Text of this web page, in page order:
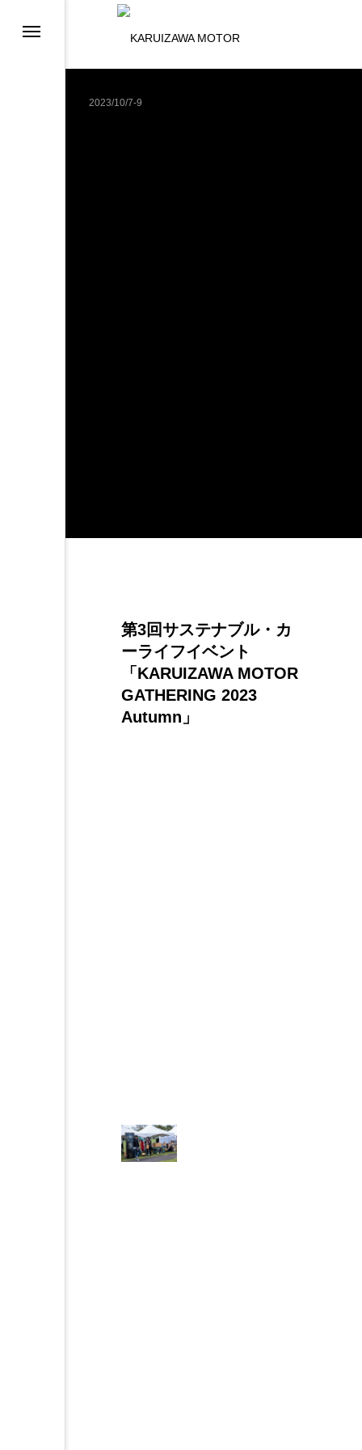
2023/10/7-9
第3回サステナブル・カ
ーライフイベント
「KARUIZAWA MOTOR
GATHERING 2023
Autumn」